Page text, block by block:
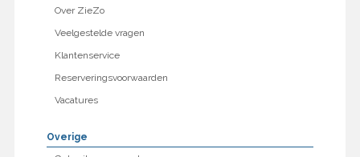
Over ZieZo
Veelgestelde vragen
Klantenservice
Reserveringsvoorwaarden
Vacatures
Overige